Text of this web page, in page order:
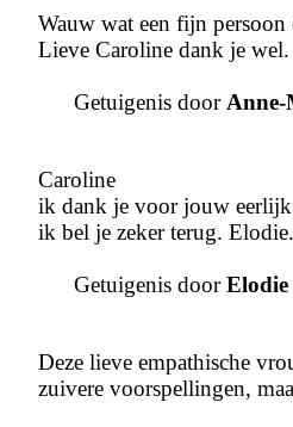
Wauw wat een fijn
Lieve Caroline dank je wel.
Getuigenis doorAnne-
Caroline
ik dank je voor jouw eerlijk
ik bel je zeker terug. Elodie.
Getuigenis doorElodie
Deze lieve empathische
zuivere voorspellingen,